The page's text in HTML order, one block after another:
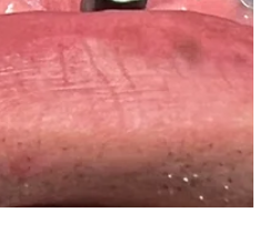
del
in Croazia?
sui materiali scarsi che
clinice dentali all'estero, ha
Grazie ad un
aumento dei prezzi per le
una retorica pubblicizzata dal